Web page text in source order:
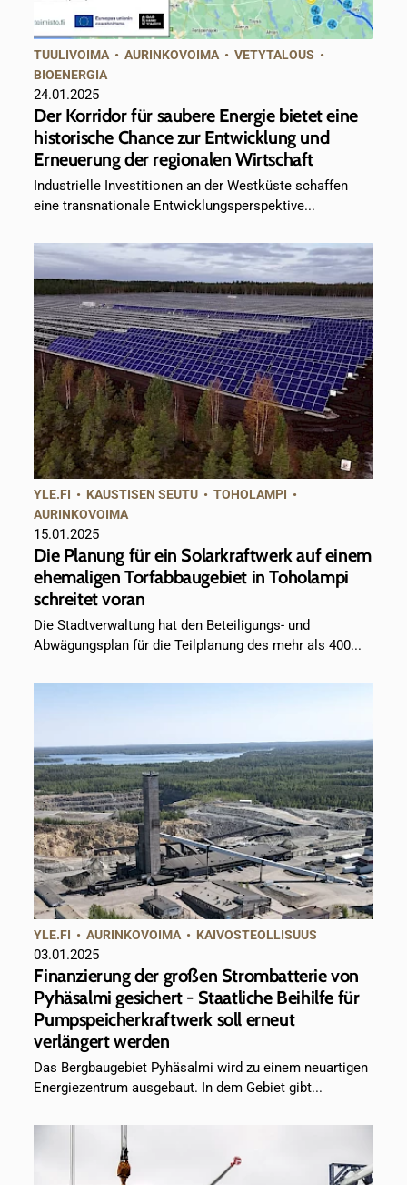
TUULIVOIMA •AURINKOVOIMA •VETYTALOUS •
BIOENERGIA
24.01.2025
Der Korridor für saubere Energie bietet eine
historische Chance zur Entwicklung und
Erneuerung der regionalen Wirtschaft
Industrielle Investitionen an der Westküste schaffen
eine transnationale Entwicklungsperspektive...
YLE.FI • KAUSTISEN SEUTU •TOHOLAMPI •
AURINKOVOIMA
15.01.2025
Die Planung für ein Solarkraftwerk auf einem
ehemaligen Torfabbaugebiet in Toholampi
schreitet voran
Die Stadtverwaltung hat den Beteiligungs- und
Abwägungsplan für die Teilplanung des mehr als 400...
YLE.FI •AURINKOVOIMA • KAIVOSTEOLLISUUS
03.01.2025
Finanzierung der großen Strombatterie von
Pyhäsalmi gesichert - Staatliche Beihilfe für
Pumpspeicherkraftwerk soll erneut
verlängert werden
Das Bergbaugebiet Pyhäsalmi wird zu einem neuartigen
Energiezentrum ausgebaut. In dem Gebiet gibt...